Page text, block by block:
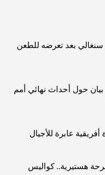
بعد تعرضه للطعن
بيان حول أحداث نهائي أمم
عابرة للأجيال
هستيرية.. كواليس